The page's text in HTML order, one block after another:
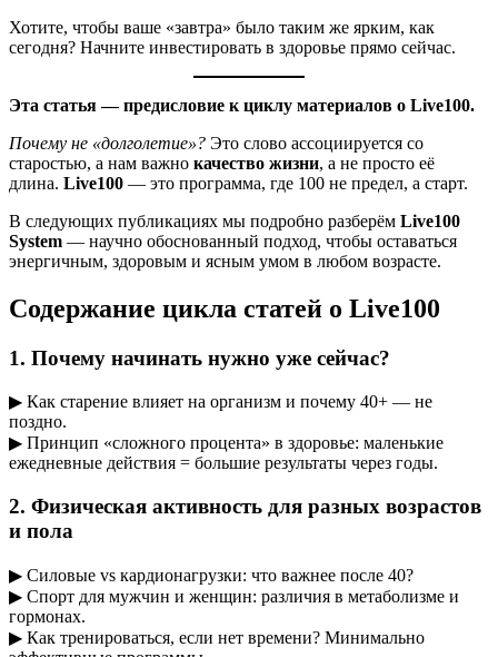
Хотите, чтобы ваше «завтра» было таким же ярким, как
сегодня? Начните инвестировать в здоровье прямо сейчас.
Эта статья — предисловие к циклу материалов о Live100.
Почему не «долголетие»? Это слово ассоциируется со
старостью, а нам важно качество жизни, а не просто её
длина. Live100 — это программа, где 100 не предел, а старт.
В следующих публикациях мы подробно разберём Live100
System — научно обоснованный подход, чтобы оставаться
энергичным, здоровым и ясным умом в любом возрасте.
Содержание цикла статей о Live100
1. Почему начинать нужно уже сейчас?
▶ Как старение влияет на организм и почему 40+ — не
поздно.
▶ Принцип «сложного процента» в здоровье: маленькие
ежедневные действия = большие результаты через годы.
2. Физическая активность для разных возрастов
и пола
▶ Силовые vs кардионагрузки: что важнее после 40?
▶ Спорт для мужчин и женщин: различия в метаболизме и
гормонах.
▶ Как тренироваться, если нет времени? Минимально